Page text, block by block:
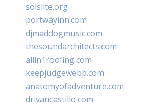
solslite.org
portwayinn.com
djmaddogmusic.com
thesoundarchitects.com
allin1roofing.com
keepjudgewebb.com
anatomyofadventure.com
drivancastillo.com